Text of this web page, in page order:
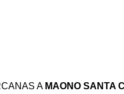
A MAONO SANTA